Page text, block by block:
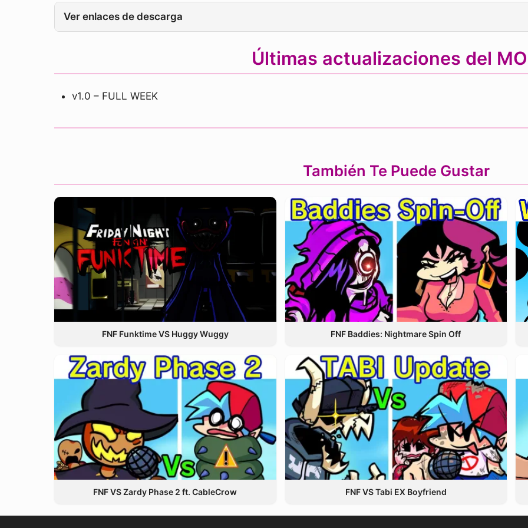
Ver enlaces de descarga
Últimas actualizaciones del
v1.0 – FULL WEEK
También Te Puede Gustar
FNF Funktime VS Huggy Wuggy FNF Baddies: Nightmare Spin Off
FNF VS Zardy Phase 2 ft. CableCrow FNF VS Tabi EX Boyfriend